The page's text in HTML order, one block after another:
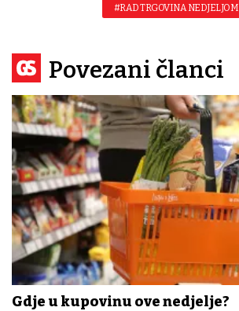
#RAD TRGOVINA NEDJELJOM
Povezani članci
Gdje u kupovinu ove nedjelje?